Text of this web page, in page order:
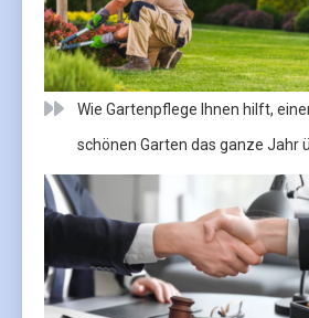
Wie Gartenpflege Ihnen hilft,
schönen Garten das ganze Jahr